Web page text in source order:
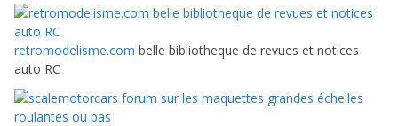
retromodelisme.com belle bibliotheque de revues et notices
auto RC